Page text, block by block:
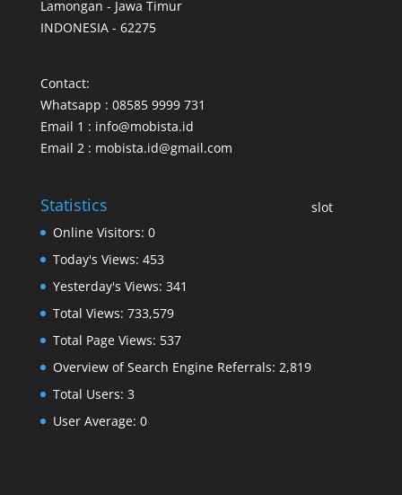
Lamongan - Jawa Timur
INDONESIA - 62275
Contact:
Whatsapp : 08585 9999 731
Email 1 : info@mobista.id
Email 2 : mobista.id@gmail.com
Statistics
Online Visitors: 0
Today's Views: 453
Yesterday's Views: 341
Total Views: 733,579
Total Page Views: 537
Overview of Search Engine Referrals: 2,819
Total Users: 3
User Average: 0
slot